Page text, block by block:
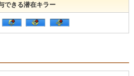
できる潜在キラー